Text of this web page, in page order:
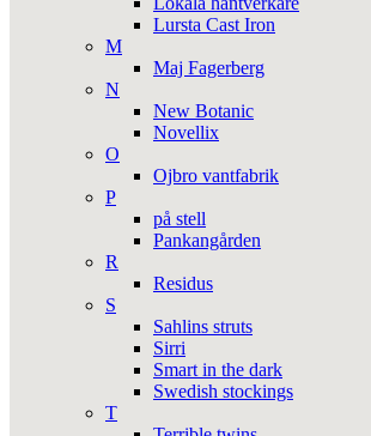
Lursta Cast Iron
M
Maj Fagerberg
N
New Botanic
Novellix
O
Ojbro vantfabrik
P
på stell
Pankangården
R
Residus
S
Sahlins struts
Sirri
Smart in the dark
Swedish stockings
T